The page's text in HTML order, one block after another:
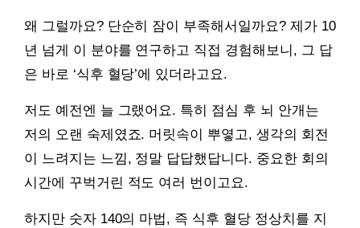
왜 그럴까요? 단순히 잠이 부족해서일까요? 제가 10
년 넘게 이 분야를 연구하고 직접 경험해보니, 그 답
은 바로 ‘식후 혈당’에 있더라고요.
저도 예전엔 늘 그랬어요. 특히 점심 후 뇌 안개는
저의 오랜 숙제였죠. 머릿속이 뿌옇고, 생각의 회전
이 느려지는 느낌, 정말 답답했답니다. 중요한 회의
시간에 꾸벅거린 적도 여러 번이고요.
하지만 숫자 140의 마법, 즉 식후 혈당 정상치를 지